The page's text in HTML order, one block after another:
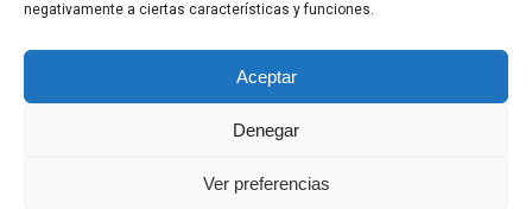
negativamente a ciertas características y funciones.
Aceptar
Denegar
Ver preferencias